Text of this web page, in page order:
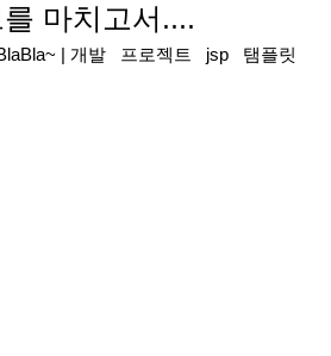
마치고서....
| 개발 프로젝트 jsp
탬플릿